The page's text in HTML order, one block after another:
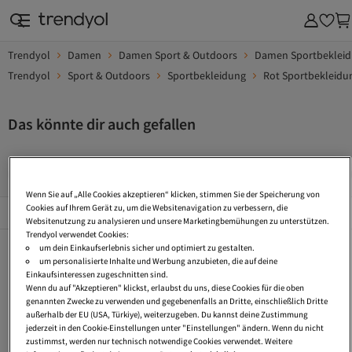
Trendyol Damen Damen Sport & Outdoors
Damen
Trendyol
Sport & Outdoors Sportbekleidung Rot
Das könnte dir auch gefallen
Beliebte Seiten Alles Sehen
Sportbekleidung Große Größen Sportbekleidung Naturfaser
Jogging Kleidung
Lange Sportshirts
Elegante Damen JogginghosenSport Zweiteiler
Lauf Bekleidung
Sport Bh Mit Reißverschluss
Sport Bh Tiefer AusschnittSport Leggings Petite
Wenn Sie auf „Alle Cookies akzeptieren“ klicken, stimmen Sie der Speicherung von
Cookies auf Ihrem Gerät zu, um die Websitenavigation zu verbessern, die
Websitenutzung zu analysieren und unsere Marketingbemühungen zu unterstützen.
Trendyol verwendet Cookies:
um dein Einkaufserlebnis sicher und optimiert zu gestalten.
um personalisierte Inhalte und Werbung anzubieten, die auf deine
Einkaufsinteressen zugeschnitten sind.
Wenn du auf "Akzeptieren" klickst, erlaubst du uns, diese Cookies für die oben
genannten Zwecke zu verwenden und gegebenenfalls an Dritte, einschließlich Dritte
außerhalb der EU (USA, Türkiye), weiterzugeben. Du kannst deine Zustimmung
jederzeit in den Cookie-Einstellungen unter "Einstellungen" ändern. Wenn du nicht
zustimmst, werden nur technisch notwendige Cookies verwendet. Weitere